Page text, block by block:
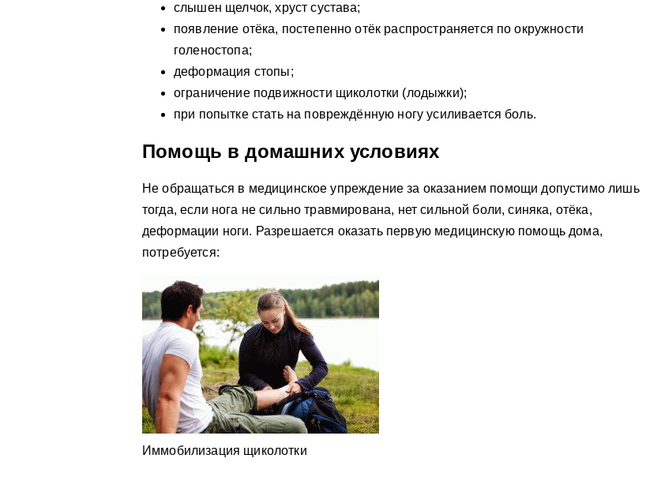
слышен щелчок, хруст сустава;
появление отёка, постепенно отёк распространяется по окружности
голеностопа;
деформация стопы;
ограничение подвижности щиколотки (лодыжки);
при попытке стать на повреждённую ногу усиливается боль.
Помощь в домашних условиях
Не обращаться в медицинское упреждение за оказанием помощи допустимо лишь
тогда, если нога не сильно травмирована, нет сильной боли, синяка, отёка,
деформации ноги. Разрешается оказать первую медицинскую помощь дома,
потребуется:
Иммобилизация щиколотки